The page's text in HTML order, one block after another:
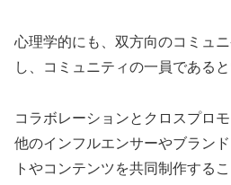
心理学的にも、双方向のコミュ
し、コミュニティの一員である
コラボレーションとクロスプロ
他のインフルエンサーやブラン
トやコンテンツを共同制作する